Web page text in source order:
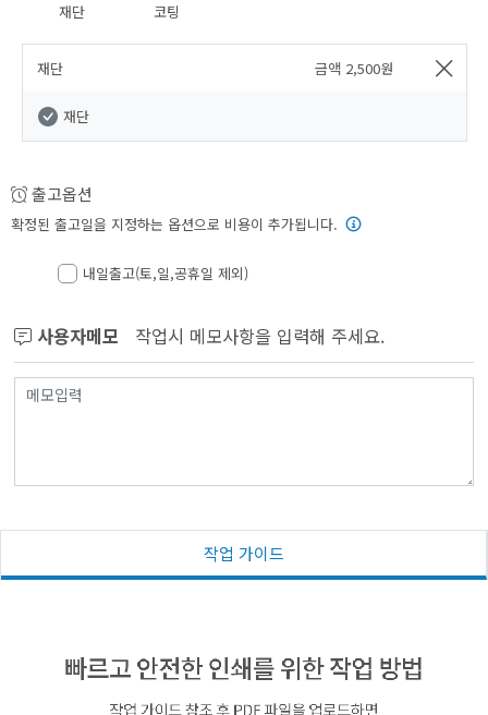
재단 코팅
재단 금액 2,500원
재단
출고옵션
확정된 출고일을 지정하는 옵션으로 비용이 추가됩니다.
내일출고(토,일,공휴일 제외)
사용자메모 작업시 메모사항을 입력해 주세요.
작업 가이드